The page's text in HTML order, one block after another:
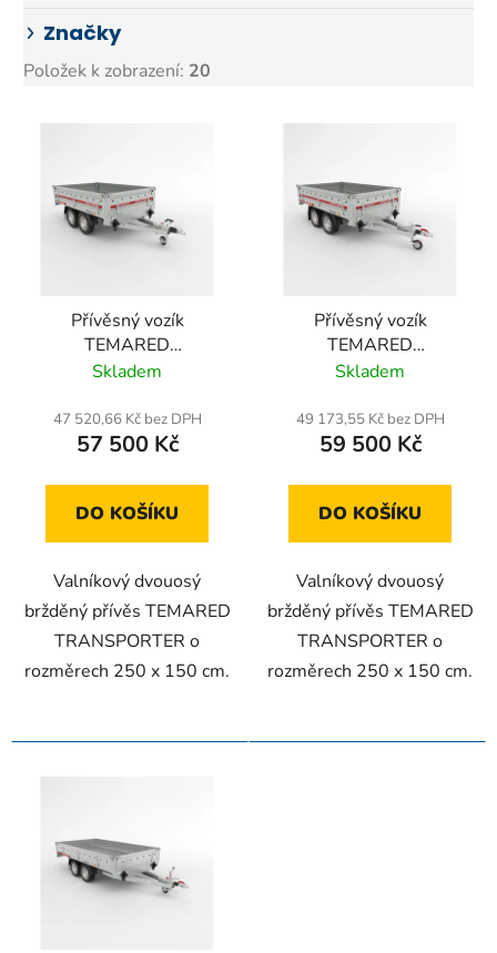
Značky
Položek k zobrazení: 20
Přívěsný vozík
TEMARED
TRANSPORTER
Skladem
47 520,66 Kč bez DPH
57 500 Kč
DO KOŠÍKU
Valníkový dvouosý
bržděný přívěs TEMARED
TRANSPORTER o
rozměrech 250 x 150 cm.
Přívěsný vozík
TEMARED
TRANSPORTER
Skladem
49 173,55 Kč bez DPH
59 500 Kč
DO KOŠÍKU
Valníkový dvouosý
bržděný přívěs TEMARED
TRANSPORTER o
rozměrech 250 x 150 cm.